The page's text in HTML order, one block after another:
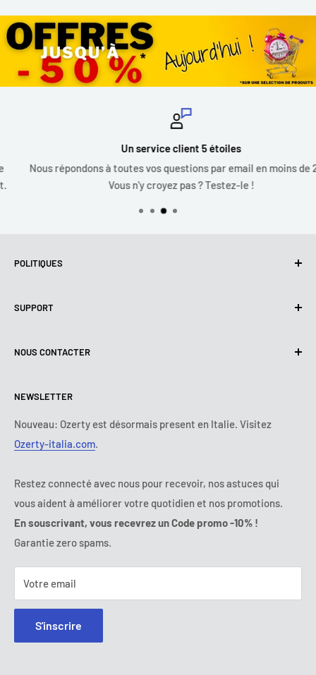
Un service client 5 étoiles
Nous répondons à toutes vos questions par email en moins de 24h.
Vous n'y croyez pas ? Testez-le !
POLITIQUES
Utilisation de cookies (RGPD)
Politique de livraison
Conditions de paiement
Termes et conditions d'abonnement
SUPPORT
Nous contacter
Mentions légales
FAQ
Règlement en Ligne des Litiges
NOUS CONTACTER
Mardi :9:00 - 18:00
Mercredi :9:00 - 18:00
Jeudi :
9:00 - 18:00
Samedi - Dimanche :
09 70 01 97 37
E-mail:
contact@ozerty-france.com
NEWSLETTER
Nouveau: Ozerty est désormais present en Italie. Visitez
Ozerty-italia.com.
Restez connecté avec nous pour recevoir, nos astuces qui
vous aident à améliorer votre quotidien et nos promotions.
En souscrivant, vous recevrez un Code promo -10% !
Garantie zero spams.
Votre email
S'inscrire